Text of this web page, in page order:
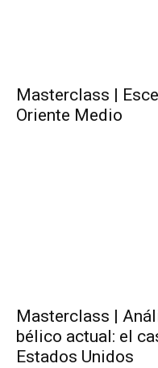
Masterclass |
Oriente Medio
Masterclass |
bélico actual: el
Estados Unidos